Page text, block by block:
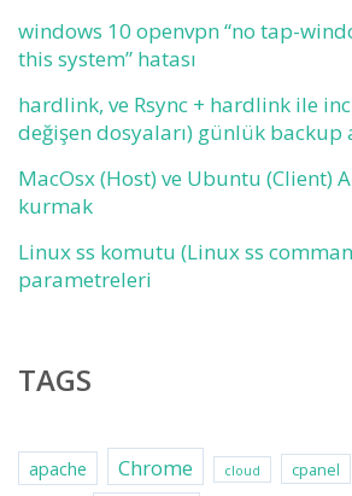
windows 10 openvpn “no tap-
this system” hatası
hardlink, ve Rsync + hardlink ile
değişen dosyaları) günlük backup
MacOsx (Host) ve Ubuntu (Client)
kurmak
Linux ss komutu (Linux ss
parametreleri
TAGS
apache Chrome cloud cpanel